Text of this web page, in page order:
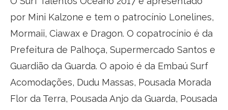
por Mini Kalzone e tem o patrocínio Lonelines,
Mormaii, Ciawax e Dragon. O copatrocínio é da
Prefeitura de Palhoça, Supermercado Santos e
Guardião da Guarda. O apoio é da Embaú Surf
Acomodações, Dudu Massas, Pousada Morada
Flor da Terra, Pousada Anjo da Guarda, Pousada